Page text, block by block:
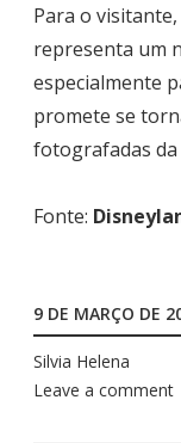
Para o
representa um
especialmente
promete se
fotografadas
Fonte:
9 DE MARÇO DE
Silvia Helena
Leave a comment